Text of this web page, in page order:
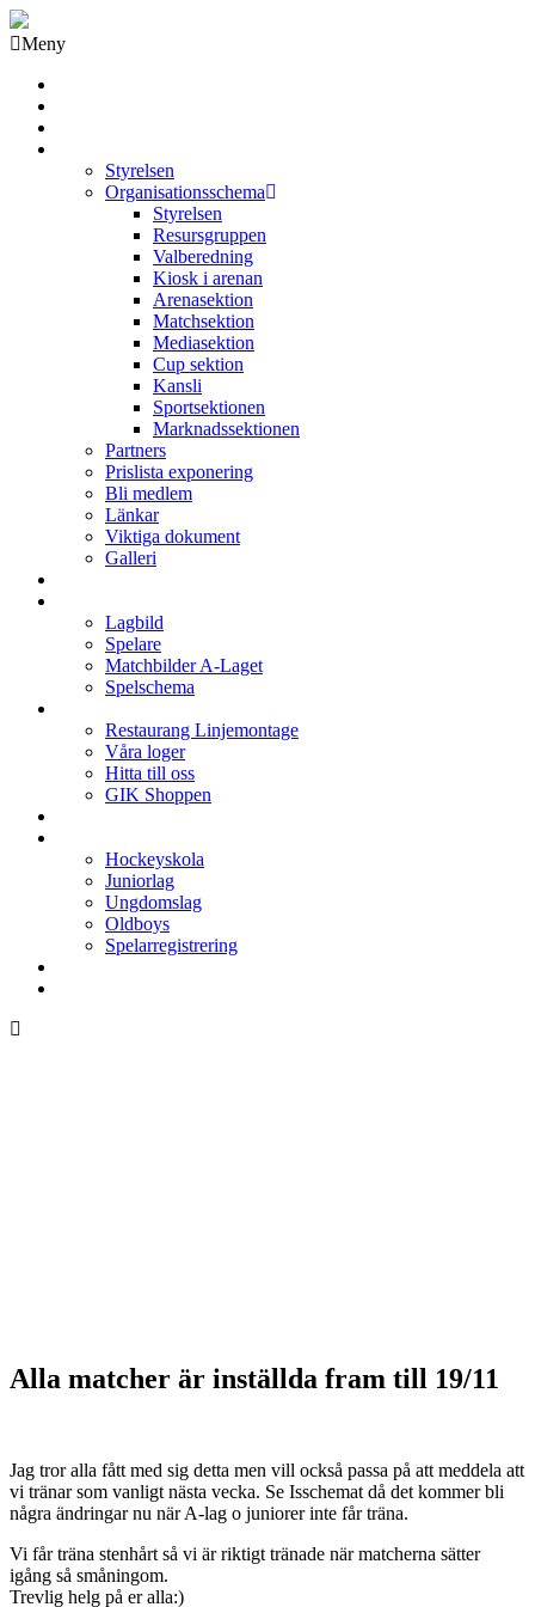
Meny
Styrelsen
Organisationsschema
Styrelsen
Resursgruppen
Valberedning
Kiosk i arenan
Arenasektion
Matchsektion
Mediasektion
Cup sektion
Kansli
Sportsektionen
Marknadssektionen
Partners
Prislista exponering
Bli medlem
Länkar
Viktiga dokument
Galleri
Lagbild
Spelare
Matchbilder A-Laget
Spelschema
Restaurang Linjemontage
Våra loger
Hitta till oss
GIK Shoppen
Hockeyskola
Juniorlag
Ungdomslag
Oldboys
Spelarregistrering
Alla matcher är inställda fram till 19/11
Jag tror alla fått med sig detta men vill också passa på att meddela att
vi tränar som vanligt nästa vecka. Se Isschemat då det kommer bli
några ändringar nu när A-lag o juniorer inte får träna.
Vi får träna stenhårt så vi är riktigt tränade när matcherna sätter
igång så småningom.
Trevlig helg på er alla:)